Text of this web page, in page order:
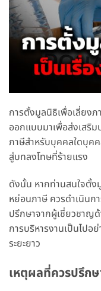
การตั้งมูลนิธิเพื่อเลี่ยง
ออกแบบมาเพื่อส่งเสริม
ภาษีสำหรับบุคคลใดบุคค
สู่บทลงโทษที่ร้ายแรง
ดังนั้น หากท่านสนใจตั้ง
หย่อนภาษี ควรดำเนินก
ปรึกษาจากผู้เชี่ยวชาญ
การบริหารงานเป็นไปอ
ระยะยาว
เหตุผลที่ควรปรึก